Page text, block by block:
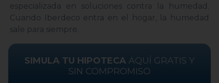
especializada en soluciones contra la humedad.
Cuando Iberdeco entra en el hogar, la humedad
sale para siempre.
SIMULA TU HIPOTECA AQUÍ GRATIS Y
SIN COMPROMISO